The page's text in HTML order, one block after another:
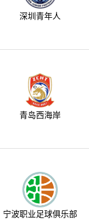
深圳青年人
青岛西海岸
宁波职业足球俱乐部